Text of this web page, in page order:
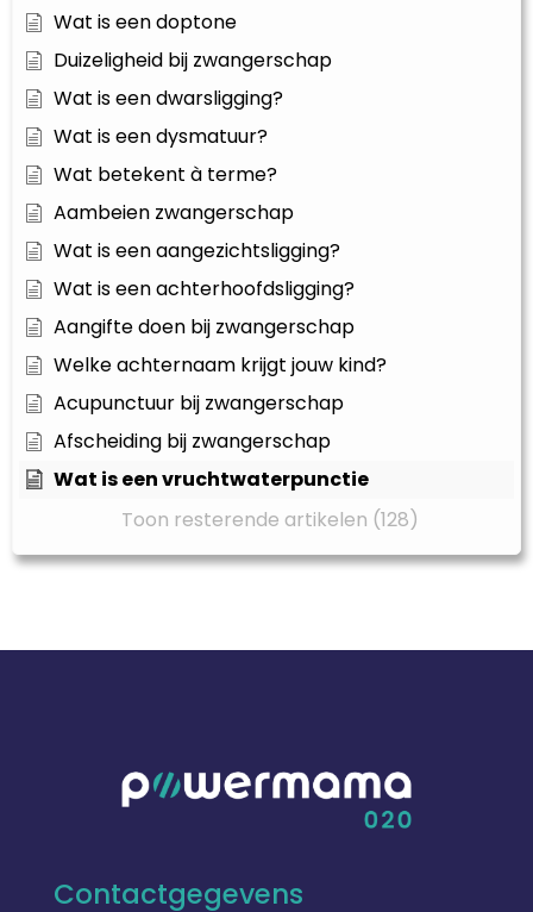
Wat is een doptone
Duizeligheid bij zwangerschap
Wat is een dwarsligging?
Wat is een dysmatuur?
Wat betekent à terme?
Aambeien zwangerschap
Wat is een aangezichtsligging?
Wat is een achterhoofdsligging?
Aangifte doen bij zwangerschap
Welke achternaam krijgt jouw kind?
Acupunctuur bij zwangerschap
Afscheiding bij zwangerschap
Wat is een vruchtwaterpunctie
Toon resterende artikelen (128)
Contactgegevens